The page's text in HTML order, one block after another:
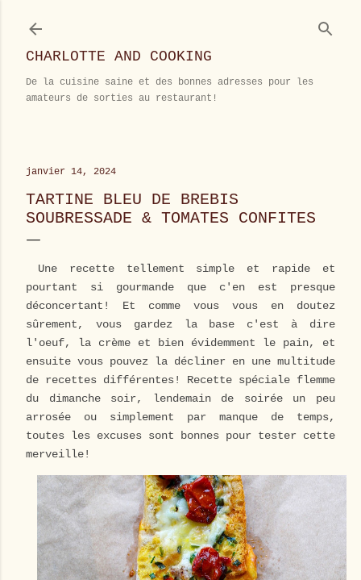
CHARLOTTE AND COOKING
De la cuisine saine et des bonnes adresses pour les
amateurs de sorties au restaurant!
janvier 14, 2024
TARTINE BLEU DE BREBIS
SOUBRESSADE & TOMATES CONFITES
Une recette tellement simple et rapide et
pourtant si gourmande que c'en est presque
déconcertant! Et comme vous vous en doutez
sûrement, vous gardez la base c'est à dire
l'oeuf, la crème et bien évidemment le pain, et
ensuite vous pouvez la décliner en une multitude
de recettes différentes! Recette spéciale flemme
du dimanche soir, lendemain de soirée un peu
arrosée ou simplement par manque de temps,
toutes les excuses sont bonnes pour tester cette
merveille!